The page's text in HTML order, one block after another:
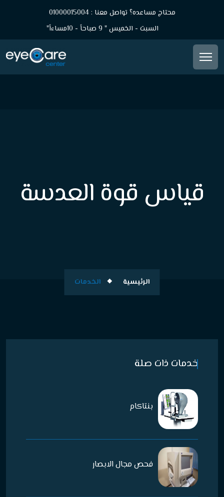
محتاج مساعده؟ تواصل معنا : 01000015004
السبت - الخميس " 9 صباحاً - 10مساءاً"
قياس قوة العدسة
الرئيسية الخدمات
خدمات ذات صلة
بنتاكام
فحص مجال الابصار